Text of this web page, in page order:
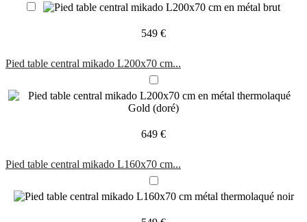
549 €
Pied table central mikado L200x70 cm...
649 €
Pied table central mikado L160x70 cm...